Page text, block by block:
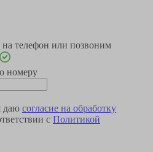
телефон или позвоним
номеру
даю согласие на обработку
с Политикой